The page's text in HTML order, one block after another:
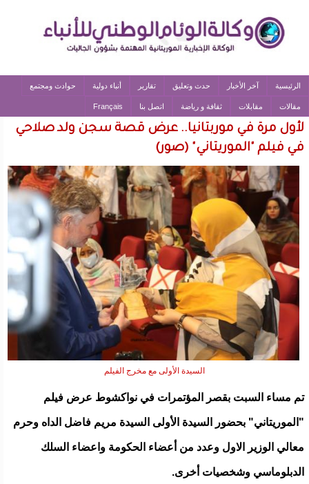
الرئيسية آخر الأخبار حدث وتعليق تقارير أنباء دولية حوادث ومجتمع
مقالات مقابلات ثقافة و رياضة اتصل بنا Français
لأول مرة في موربتانيا.. عرض قصة سجن ولد صلاحي
في فيلم "الموريتاني" (صور)
السيدة الأولى مع مخرج الفيلم
تم مساء السبت بقصر المؤتمرات في نواكشوط عرض فيلم
"الموريتاني" بحضور السيدة الأولى السيدة مريم فاضل الداه وحرم
معالي الوزير الاول وعدد من أعضاء الحكومة واعضاء السلك
الدبلوماسي وشخصيات أخرى.